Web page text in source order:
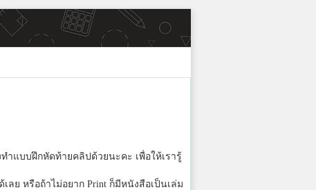
ทำแบบฝึกหัดท้ายคลิปด้วยนะคะ เพื่อให้เรารู้
ลย หรือถ้าไม่อยาก Print ก็มีหนังสือเป็นเล่ม